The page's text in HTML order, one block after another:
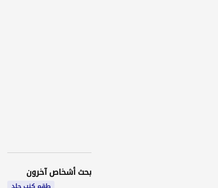
بحث أشخاص آخرون